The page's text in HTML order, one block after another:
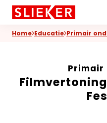
Skiplinks
Home Educatie Primair
Primair